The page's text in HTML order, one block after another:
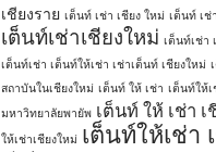
เชียงราย เต็นท์ เช่า เชียง ใหม่ เต็นท์ เช่
เต็นท์เช่าเชียงใหม่ เต็นท์เช่า
เต็นท์เช่า เต็นท์ให้เช่า เช่าเต็นท์ เชียงใหม่
สถาบันในเชียงใหม่ เต็นท์ ให้ เช่า เต็นท์ให้เ
มหาวิทยาลัยพายัพ เต็นท์ ให้ เช่า เ
ให้เช่าเชียงใหม่ เต็นท์ให้เช่า